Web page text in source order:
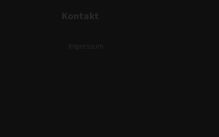
Kontakt
Impressum